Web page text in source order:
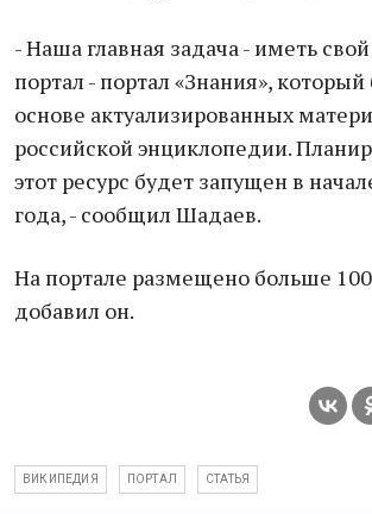
- Наша главная задача - иметь
портал - портал «Знания», который
основе актуализированных
российской энциклопедии.
этот ресурс будет запущен в
года, - сообщил Шадаев.
На портале размещено больше
добавил он.
ВИКИПЕДИЯ ПОРТАЛ СТАТЬЯ